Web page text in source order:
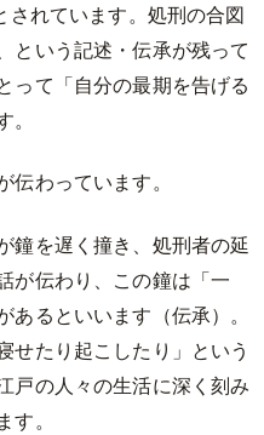
れています。処刑の合図
という記述・伝承が残って
って「自分の最期を告げる
伝わっています。
鐘を遅く撞き、処刑者の延
が伝わり、この鐘は「一
るといいます（伝承）。
せたり起こしたり」という
戸の人々の生活に深く刻み
。